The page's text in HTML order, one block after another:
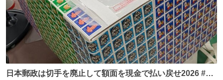
日本郵政は切手を廃止して額面を現金で払い戻せ2026 #日